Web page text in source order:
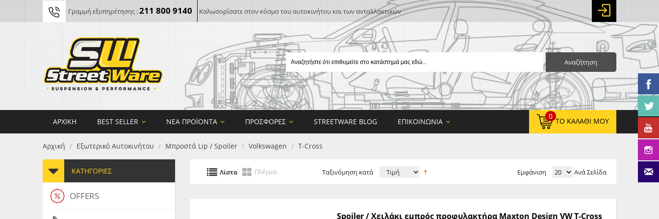
Γραμμή εξυπηρέτησης :211 800 9140 Καλωσορίσατε στον κόσμο του αυτοκινήτου και των ανταλλακτικών
Αναζήτηση
0
ΤΟ ΚΑΛΆΘΙ ΜΟΥ
ΚΑΘΑΡΌ ΣΎΝΟΛΟ:0,00 €
ΑΡΧΙΚΉ BEST SELLER ΝΈΑ ΠΡΟΪΌΝΤΑ ΠΡΟΣΦΟΡΈΣ STREETWARE BLOG ΕΠΙΚΟΙΝΩΝΊΑ
Αρχική / Εξωτερικό Αυτοκινήτου / Μπροστά Lip / Spoiler / Volkswagen / T-Cross
ΚΑΤΗΓΟΡΊΕΣ
OFFERS
Λίστα Πλέγμα Ταξινόμηση κατά Εμφάνιση Ανά Σελίδα
Spoiler / Χειλάκι εμπρός προφυλακτήρα Maxton Design VW T-Cross